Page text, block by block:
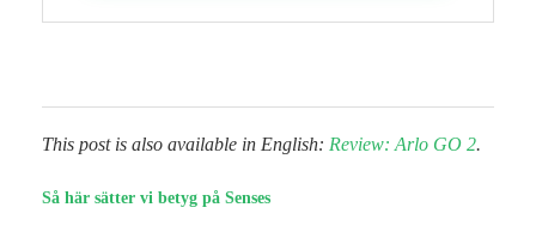
This post is also available in English: Review: Arlo GO 2.
Så här sätter vi betyg på Senses